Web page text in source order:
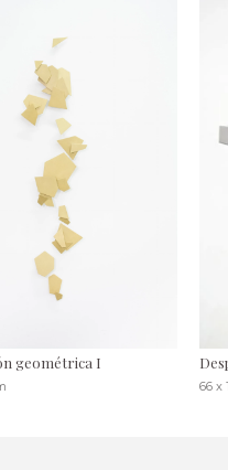
geométrica I
66 x